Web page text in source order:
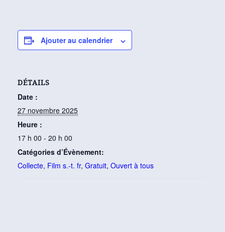
Ajouter au calendrier
DÉTAILS
Date :
27 novembre 2025
Heure :
17 h 00 - 20 h 00
Catégories d’Évènement:
Collecte, Film s.-t. fr, Gratuit, Ouvert à tous